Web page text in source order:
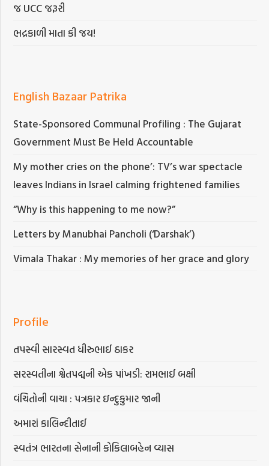
જ UCC જરૂરી
ભદ્રકાળી માતા કી જય!
English Bazaar Patrika
State-Sponsored Communal Profiling : The Gujarat
Government Must Be Held Accountable
My mother cries on the phone’: TV’s war spectacle
leaves Indians in Israel calming frightened families
“Why is this happening to me now?”
Letters by Manubhai Pancholi (‘Darshak’)
Vimala Thakar : My memories of her grace and glory
Profile
તપસ્વી સારસ્વત ધીરુભાઈ ઠાકર
સરસ્વતીના શ્વેતપદ્મની એક પાંખડી: રામભાઈ બક્ષી
વંચિતોની વાચા : પત્રકાર ઇન્દુકુમાર જાની
અમારાં કાલિન્દીતાઈ
સ્વતંત્ર ભારતના સેનાની કોકિલાબહેન વ્યાસ